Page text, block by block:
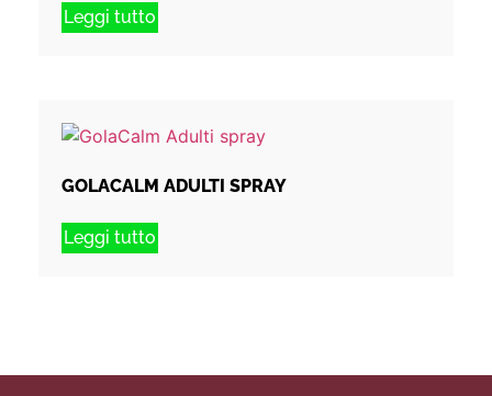
Leggi tutto
GOLACALM ADULTI SPRAY
Leggi tutto